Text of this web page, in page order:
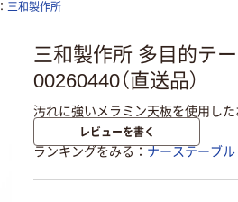
三和製作所
三和製作所 多目的テ
00260440（直送品）
汚れに強いメラミン天板を使用した
レビューを書く
ランキングをみる ナーステーブル